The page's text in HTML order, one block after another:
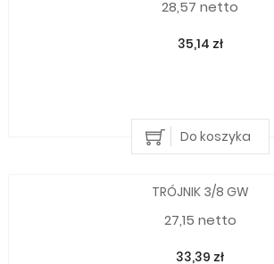
28,57 netto
35,14 zł
Do koszyka
TRÓJNIK 3/8 GW
27,15 netto
33,39 zł